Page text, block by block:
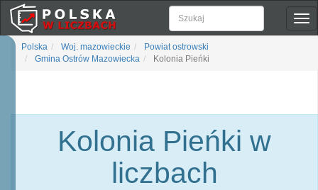
Polska Woj. mazowieckie
Powiat ostrowski
Gmina Ostrów Mazowiecka
Kolonia Pieńki
Kolonia Pieńki w
liczbach